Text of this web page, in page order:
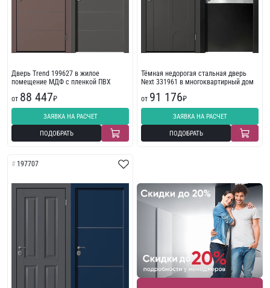
Дверь Trend 199627 в жилое
помещение МДФ с пленкой ПВХ
от 88 447₽
ЗАЯВКА НА РАСЧЕТ
ПОДОБРАТЬ
Тёмная недорогая стальная дверь
Next 331961 в многоквартирный дом
от 91 176₽
ЗАЯВКА НА РАСЧЕТ
ПОДОБРАТЬ
197707